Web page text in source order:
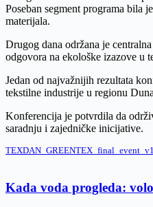
Poseban segment programa
materijala.
Drugog dana održana je
odgovora na ekološke izazove u
Jedan od najvažnijih rezultata
tekstilne industrije u regionu
Konferencija je potvrdila da
saradnju i zajedničke inicijative.
Kada voda progleda: